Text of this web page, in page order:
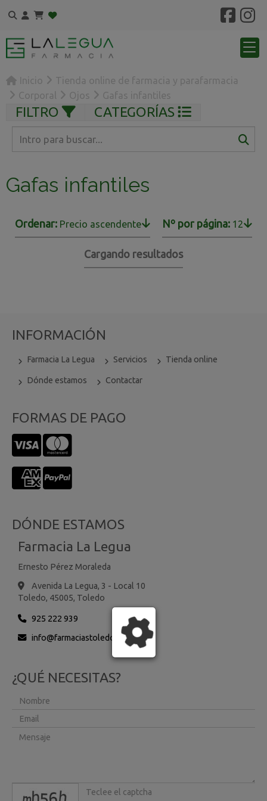
Inicio
Tienda online de farmacia y parafarmacia
Corporal
Ojos Gafas infantiles
FILTRO CATEGORÍAS
Gafas infantiles
Ordenar: Precio ascendente Nº por página: 12
Cargando resultados
INFORMACIÓN
Farmacia La Legua Servicios Tienda online
Dónde estamos Contactar
FORMAS DE PAGO
DÓNDE ESTAMOS
Farmacia La Legua
Ernesto Pérez Moraleda
Avenida La Legua, 3 - Local 10
Toledo, 45005, Toledo
925 222 939
info
farmaciastoledo.es
¿QUÉ NECESITAS?
captcha